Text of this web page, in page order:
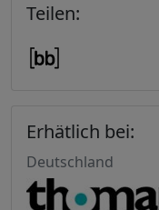
Teilen:
Erhätlich bei:
Deutschland